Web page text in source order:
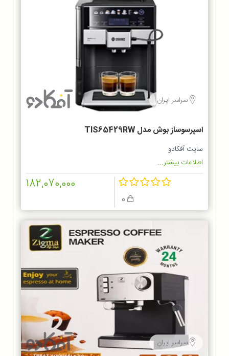
سراسر ایران
اسپرسوساز بوش مدل TIS65429RW
سایت آفکادو
اطلاعات بیشتر...
182,070,000
سراسر ایران